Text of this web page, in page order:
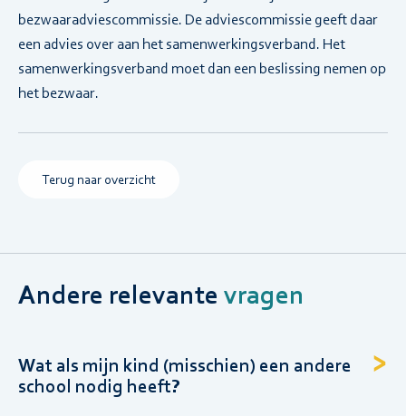
bezwaaradviescommissie. De adviescommissie geeft daar
een advies over aan het samenwerkingsverband. Het
samenwerkingsverband moet dan een beslissing nemen op
het bezwaar.
Terug naar overzicht
Andere relevante vragen
Wat als mijn kind (misschien) een andere
school nodig heeft?